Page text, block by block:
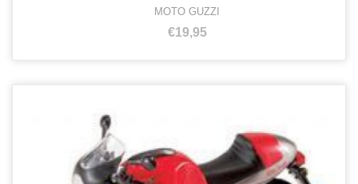
MOTO GUZZI
€19,95